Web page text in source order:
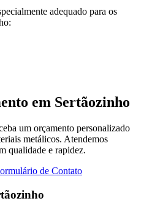
adequado para os
:
em Sertãozinho
um orçamento personalizado
metálicos. Atendemos
qualidade e rapidez.
de Contato